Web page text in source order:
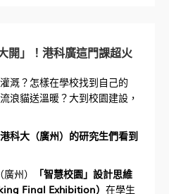
開」！港科廣這門課超火
溉？怎樣在學校找到自己的
浪貓送溫暖？大到校園建設，
科大（廣州）的研究生們看到
州）
「智慧校園」設計思維
Final Exhibition） 在學生